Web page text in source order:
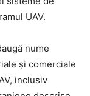
UAV.
nume
și comerciale
inclusiv